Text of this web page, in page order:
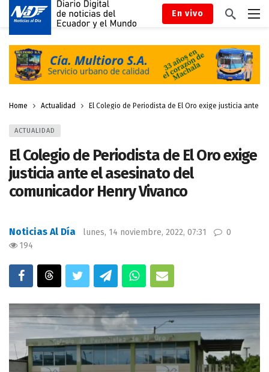
En vivo
Home Actualidad El Colegio de Periodista de El Oro exige justicia ante
ACTUALIDAD
El Colegio de Periodista de El Oro exige
justicia ante el asesinato del
comunicador Henry Vivanco
Noticias Al Día lunes, 14 noviembre, 2022, 07:31
0
194